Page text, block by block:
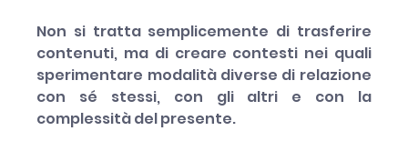
Non si tratta semplicemente di trasferire
contenuti, ma di creare contesti nei quali
sperimentare modalità diverse di relazione
con sé stessi, con gli altri e con la
complessità del presente.